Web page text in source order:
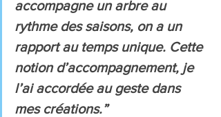
accompagne un arbre au
rythme des saisons, on a un
rapport au temps unique. Cette
notion d’accompagnement, je
l’ai accordée au geste dans
mes créations.”